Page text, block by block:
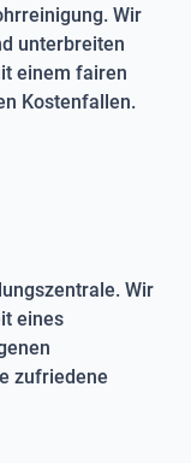
Wir
unterbreiten
einem fairen
Kostenfallen.
Wir
eines
zufriedene